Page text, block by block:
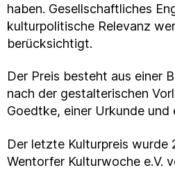
haben. Gesellschaftliches
kulturpolitische Relevanz
berücksichtigt.
Der Preis besteht aus einer
nach der gestalterischen
Goedtke, einer Urkunde und
Der letzte Kulturpreis wurde
Wentorfer Kulturwoche e.V.